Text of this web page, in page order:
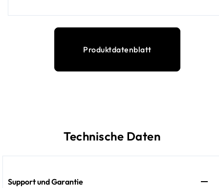
Produktdatenblatt
Technische Daten
Support und Garantie